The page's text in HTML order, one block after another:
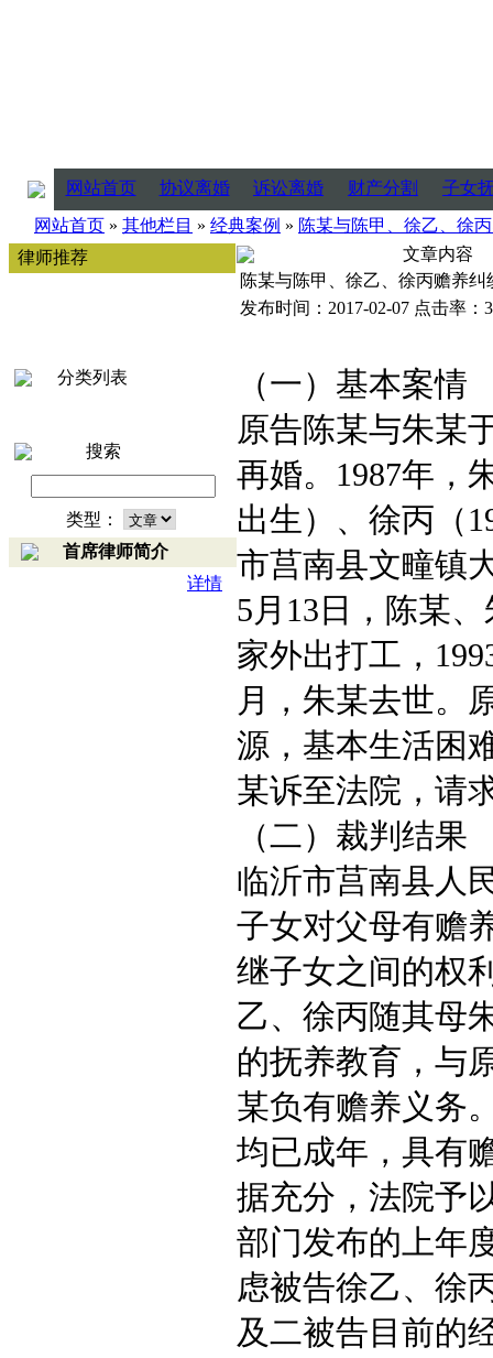
网站首页 协议离婚 诉讼离婚 财产分割
子女
网站首页 » 其他栏目 » 经典案例 » 陈某与陈甲、徐乙、徐
律师推荐
分类列表
搜索
类型：
首席律师简介
详情
文章内容
陈某与陈甲、徐乙、徐丙赡养纠
发布时间：2017-02-07 点击率：
（一）基本案情
原告陈某与朱某
再婚。1987年，
出生）、徐丙（
市莒南县文疃镇
5月13日，陈某
家外出打工，
月，朱某去世。
源，基本生活困
某诉至法院，请
（二）裁判结果
临沂市莒南县人
子女对父母有赡
继子女之间的权
乙、徐丙随其母
的抚养教育，与
某负有赡养义务
均已成年，具有
据充分，法院予
部门发布的上年
虑被告徐乙、徐
及二被告目前的